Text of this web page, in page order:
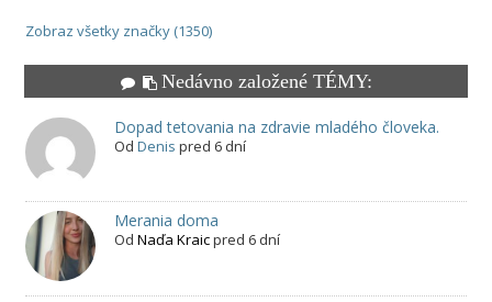
Zobraz všetky značky (1350)
Nedávno založené TÉMY:
Dopad tetovania na zdravie mladého človeka.
Od Denis pred 6 dní
Merania doma
Od Naďa Kraicpred 6 dní